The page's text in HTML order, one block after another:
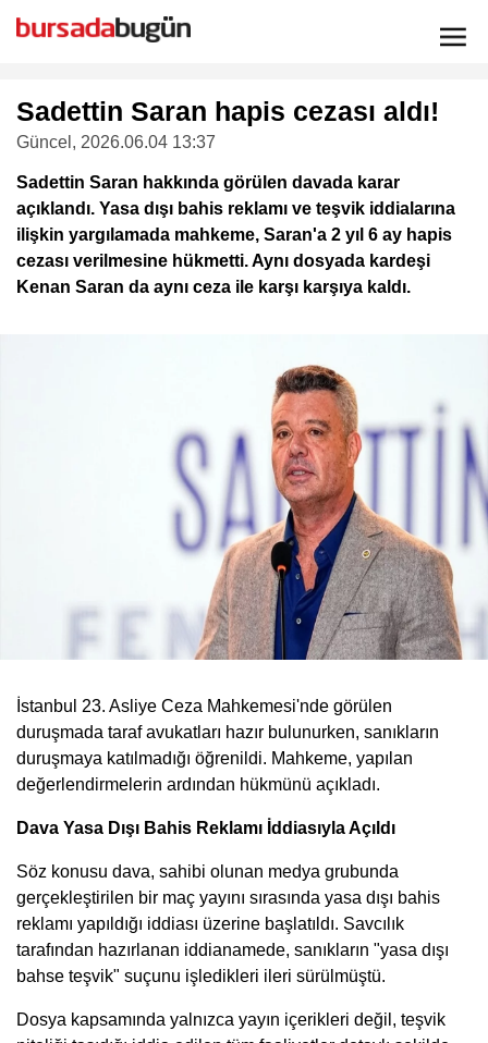
Sadettin Saran hapis cezası aldı!
Güncel , 2026.06.04 13:37
Sadettin Saran hakkında görülen davada karar
açıklandı. Yasa dışı bahis reklamı ve teşvik iddialarına
ilişkin yargılamada mahkeme, Saran'a 2 yıl 6 ay hapis
cezası verilmesine hükmetti. Aynı dosyada kardeşi
Kenan Saran da aynı ceza ile karşı karşıya kaldı.
İstanbul 23. Asliye Ceza Mahkemesi'nde görülen
duruşmada taraf avukatları hazır bulunurken, sanıkların
duruşmaya katılmadığı öğrenildi. Mahkeme, yapılan
değerlendirmelerin ardından hükmünü açıkladı.
Dava Yasa Dışı Bahis Reklamı İddiasıyla Açıldı
Söz konusu dava, sahibi olunan medya grubunda
gerçekleştirilen bir maç yayını sırasında yasa dışı bahis
reklamı yapıldığı iddiası üzerine başlatıldı. Savcılık
tarafından hazırlanan iddianamede, sanıkların "yasa dışı
bahse teşvik" suçunu işledikleri ileri sürülmüştü.
Dosya kapsamında yalnızca yayın içerikleri değil, teşvik